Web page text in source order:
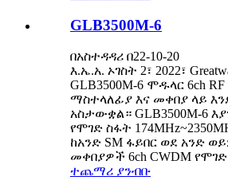
GLB3500M-6
በአስተዳዳሪ በ22-10-20
እ.ኤ.አ. ኦገስት 2፣ 2022፣
GLB3500M-6 ሞዱላር 6ch
ማስተላለፊያ እና መቀበያ ላይ
አስታውቋል። GLB3500M-6
የሞገድ ስፋት
ከአንድ SM ፋይበር ወደ አንድ
መቀበያዎች 6ch CWDM
ተጨማሪ ያንብቡ